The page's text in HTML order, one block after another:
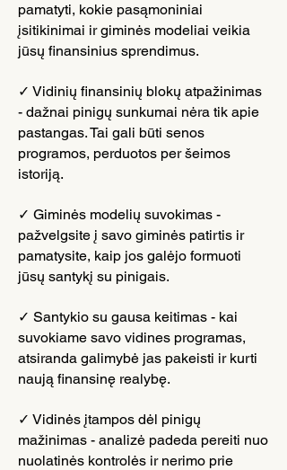
pamatyti, kokie pasąmoniniai
įsitikinimai ir giminės modeliai veikia
jūsų finansinius sprendimus.
✓ Vidinių finansinių blokų atpažinimas
- dažnai pinigų sunkumai nėra tik apie
pastangas. Tai gali būti senos
programos, perduotos per šeimos
istoriją.
✓ Giminės modelių suvokimas -
pažvelgsite į savo giminės patirtis ir
pamatysite, kaip jos galėjo formuoti
jūsų santykį su pinigais.
✓ Santykio su gausa keitimas - kai
suvokiame savo vidines programas,
atsiranda galimybė jas pakeisti ir kurti
naują finansinę realybę.
✓ Vidinės įtampos dėl pinigų
mažinimas - analizė padeda pereiti nuo
nuolatinės kontrolės ir nerimo prie